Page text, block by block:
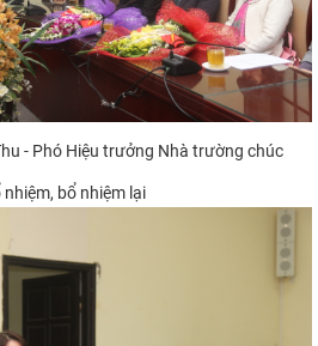
- Phó Hiệu trưởng Nhà trường chúc
bổ nhiệm lại